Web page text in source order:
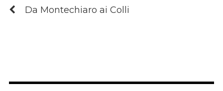
Da Montechiaro ai Colli